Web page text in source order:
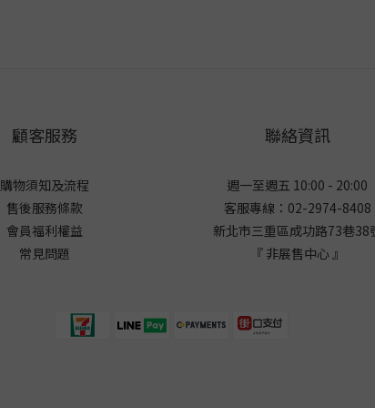
顧客服務
購物須知及流程
售後服務條款
會員福利權益
常見問題
聯絡資訊
週一至週五 10:00 - 20:00
客服專線：02-2974-8408
新北市三重區成功路73巷38
『 非展售中心 』